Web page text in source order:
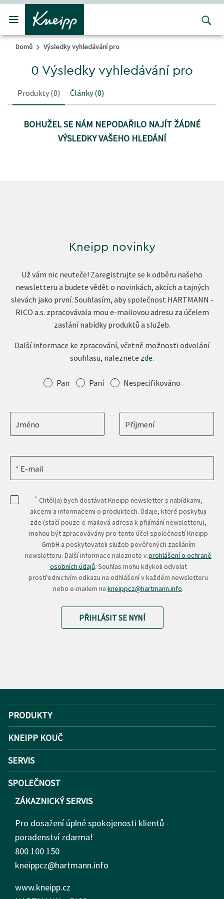
Přejít na hlavní obsah
Přejít na obsah patičky
Domů Výsledky vyhledávání pro
0 Výsledky vyhledávání pro
Produkty (0) Články(0)
BOHUŽEL SE NÁM NEPODAŘILO NAJÍT ŽÁDNÉ
VÝSLEDKY VAŠEHO HLEDÁNÍ
Kneipp novinky
Už vám nic neuteče! Zaregistrujte se k odběru našeho
newsletteru a budete vědět o novinkách, akcích a tajných
slevách jako první. Souhlasím, aby společnost HARTMANN -
RICO a.s. zpracovávala mou e-mailovou adresu za účelem
zaslání nabídky produktů a služeb.
Další informace ke zpracování, včetně možnosti odvolání
souhlasu, naleznete zde.
Oslovení Pan Paní Nespecifikováno
Jméno Příjmení
E-mail
* Chtěl(a) bych dostávat Kneipp newsletter s nabídkami,
akcemi a informacemi o produktech. Údaje, které poskytuji
zde (stačí pouze e-mailová adresa k přijímání newsletteru),
mohou být zpracovávány pro tento účel společností Kneipp
GmbH a poskytovateli služeb pověřených zasíláním
newsletteru. Další informace naleznete vprohlášení o ochraně
osobních údajů. Souhlas mohu kdykoli odvolat
prostřednictvím odkazu na odhlášení v každém newsletteru
nebo e-mailem na kneippcz@hartmann.info.
PŘIHLÁSIT SE NYNÍ
PRODUKTY
KNEIPP KOUČ
SERVIS
SPOLEČNOST
ZÁKAZNICKÝ SERVIS
Pro dosažení úplné spokojenosti klientů -
poradenství zdarma!
800 100 150
kneippcz@hartmann.info
www.kneipp.cz